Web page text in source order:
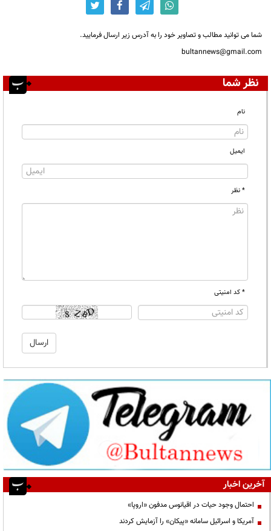
شما می توانید مطالب و تصاویر خود را به آدرس زیر ارسال فرمایید.
bultannews@gmail.com
نظر شما
نام
ایمیل
* نظر
* کد امنیتی
آخرین اخبار
احتمال وجود حیات در اقیانوس مدفون «اروپا»
آمریکا و اسرائیل سامانه «پیکان» را آزمایش کردند